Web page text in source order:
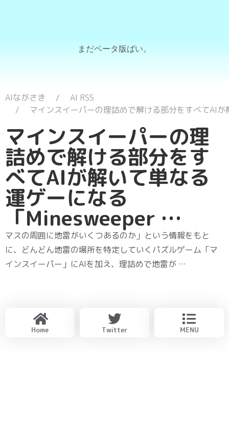
まだベータ版ばい。
AIながさき
AI RSS
マインスイーパーの理詰めで解ける部分をすべてAI
マインスイーパーの理
詰めで解ける部分をす
べてAIが解いて単なる
運ゲーになる
「Minesweeper …
マスの周囲に地雷がいくつあるのか」という情報をもと
に、どんどん地雷の場所を特定していくパズルゲーム「マ
インスイーパー」にAIを加え、理詰めで地雷が …
Home Twitter MENU